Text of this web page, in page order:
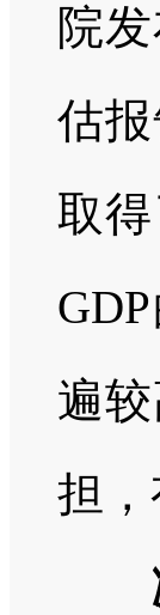
院
估报
取
GDP
遍
担